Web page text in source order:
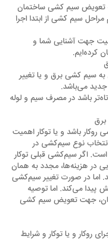
تعویض سیم کشی ساختمان
سیم کشی از ابتدا اجرا
جهت آشنایی شما و
کرده‌ایم.
به سیم کشی برق و یا تغییر
می‌باشد.
باشد در مصرف سیم و لوله
روکار باشد و یا توکار اهمیت
نوع سیم‌کشی در
اگر سیم‌کشی قبلی توکار
در هزینه‌ها، مجدد به همان
اما در صورت تغییر سیم‌کشی
پیدا می‌کند. اما توصیه
جهت تعویض سیم کشی
روکار و یا توکار و شرایط